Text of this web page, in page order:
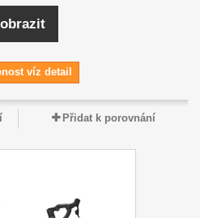
víz detail
Přidat k porovnání